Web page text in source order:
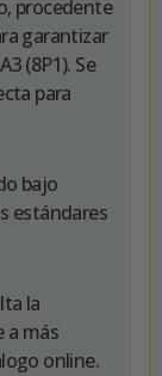
procedente
garantizar
(8P1). Se
para
bajo
estándares
la
a más
online.